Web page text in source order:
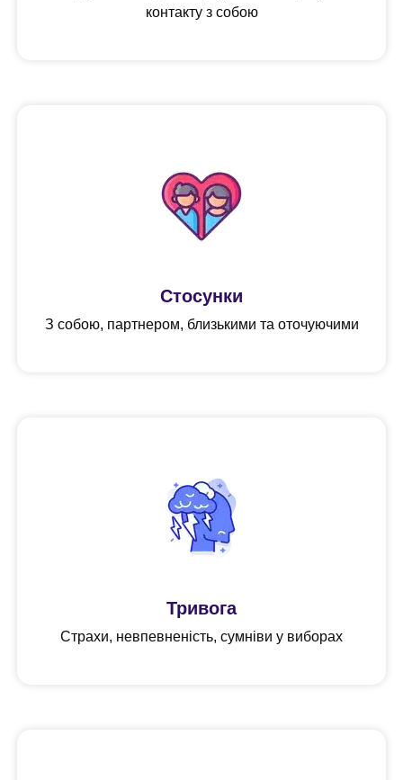
контакту з собою
Cтосунки
З собою, партнером, близькими та оточуючими
Тривога
Cтрахи, невпевненість, сумніви у виборах